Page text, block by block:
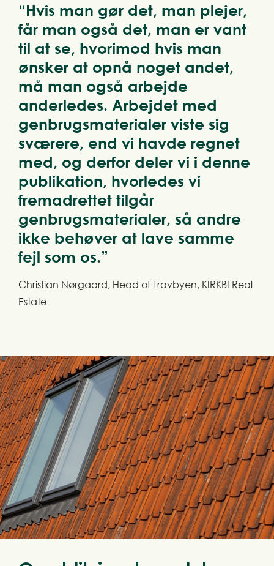
“Hvis man gør det, man plejer,
får man også det, man er vant
til at se, hvorimod hvis man
ønsker at opnå noget andet,
må man også arbejde
anderledes. Arbejdet med
genbrugsmaterialer viste sig
sværere, end vi havde regnet
med, og derfor deler vi i denne
publikation, hvorledes vi
fremadrettet tilgår
genbrugsmaterialer, så andre
ikke behøver at lave samme
fejl som os.”
Christian Nørgaard, Head of Travbyen, KIRKBI Real
Estate